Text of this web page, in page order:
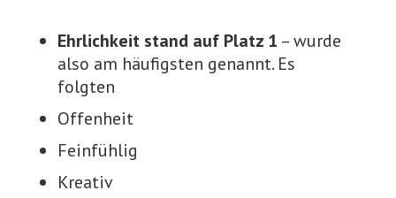
Ehrlichkeit stand auf Platz 1 – wurde
also am häufigsten genannt. Es
folgten
Offenheit
Feinfühlig
Kreativ